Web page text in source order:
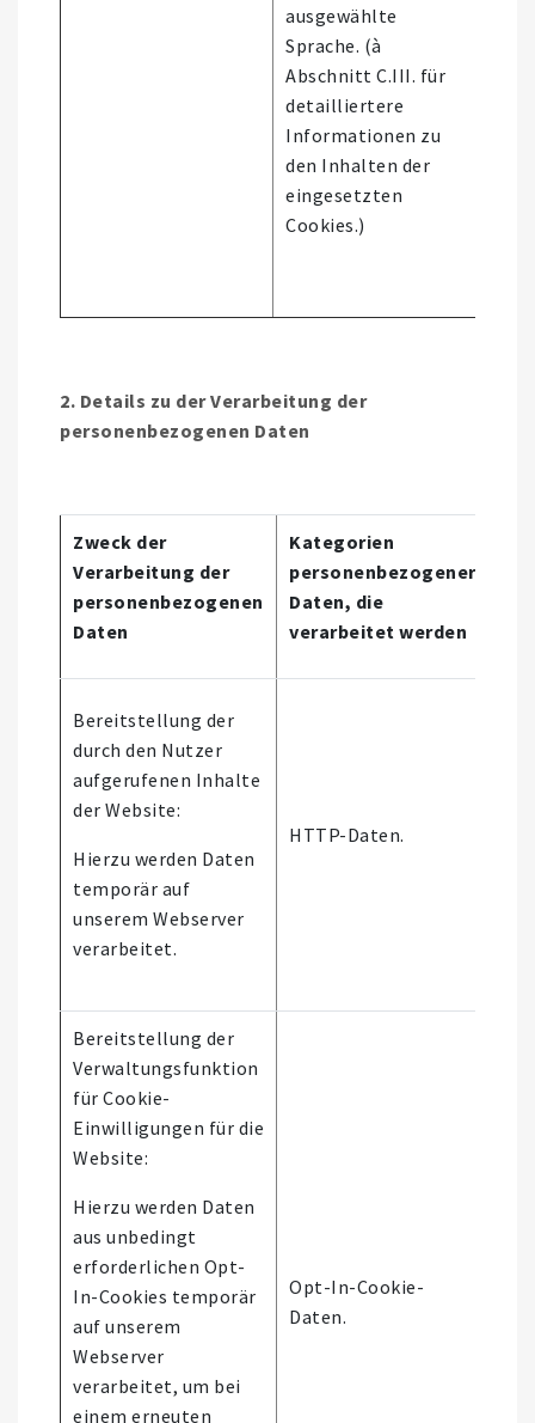
ausgewählte
Sprache. (à
Abschnitt C.III. für
detailliertere
Informationen zu
den Inhalten der
eingesetzten
Cookies.)
2. Details zu der Verarbeitung der
personenbezogenen Daten
Zweck der
Verarbeitung der
personenbezogenen
Daten
Kategorien
personenbezogener
Daten, die
verarbeitet werden
Bereitstellung der
durch den Nutzer
aufgerufenen Inhalte
der Website:
Hierzu werden Daten
temporär auf
unserem Webserver
verarbeitet.
HTTP-Daten.
Bereitstellung der
Verwaltungsfunktion
für Cookie-
Einwilligungen für die
Website:
Hierzu werden Daten
aus unbedingt
erforderlichen Opt-
In-Cookies temporär
auf unserem
Webserver
verarbeitet, um bei
einem erneuten
Opt-In-Cookie-
Daten.